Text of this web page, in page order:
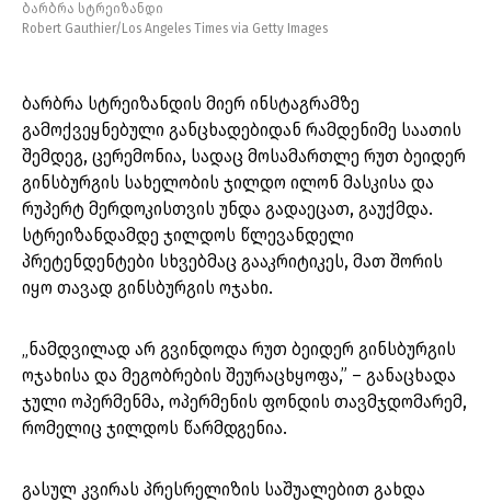
ბარბრა სტრეიზანდი
Robert Gauthier/Los Angeles Times via Getty Images
ბარბრა სტრეიზანდის მიერ ინსტაგრამზე
გამოქვეყნებული განცხადებიდან რამდენიმე საათის
შემდეგ, ცერემონია, სადაც მოსამართლე რუთ ბეიდერ
გინსბურგის სახელობის ჯილდო ილონ მასკისა და
რუპერტ მერდოკისთვის უნდა გადაეცათ, გაუქმდა.
სტრეიზანდამდე ჯილდოს წლევანდელი
პრეტენდენტები სხვებმაც გააკრიტიკეს, მათ შორის
იყო თავად გინსბურგის ოჯახი.
„ნამდვილად არ გვინდოდა რუთ ბეიდერ გინსბურგის
ოჯახისა და მეგობრების შეურაცხყოფა,” – განაცხადა
ჯული ოპერმენმა, ოპერმენის ფონდის თავმჯდომარემ,
რომელიც ჯილდოს წარმდგენია.
გასულ კვირას პრესრელიზის საშუალებით გახდა